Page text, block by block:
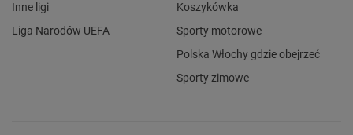
Inne ligi
Liga Narodów UEFA
Koszykówka
Sporty motorowe
Polska Włochy gdzie obejrzeć
Sporty zimowe